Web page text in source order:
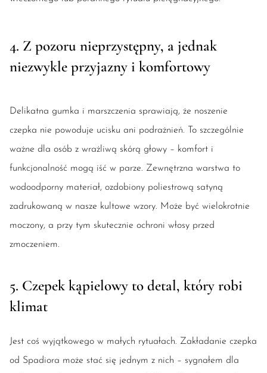
4. Z pozoru nieprzystępny, a jednak
niezwykle przyjazny i komfortowy
Delikatna gumka i marszczenia sprawiają, że noszenie
czepka nie powoduje ucisku ani podrażnień. To szczególnie
ważne dla osób z wrażliwą skórą głowy – komfort i
funkcjonalność mogą iść w parze. Zewnętrzna warstwa to
wodoodporny materiał, ozdobiony poliestrową satyną
zadrukowaną w nasze kultowe wzory. Może być wielokrotnie
moczony, a przy tym skutecznie ochroni włosy przed
zmoczeniem.
5. Czepek kąpielowy to detal, który robi
klimat
Jest coś wyjątkowego w małych rytuałach. Zakładanie czepka
od Spadiora może stać się jednym z nich – sygnałem dla